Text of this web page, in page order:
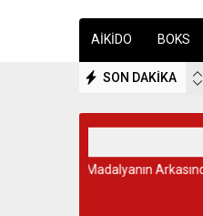
AİKİDO BOKS
SON DAKİKA
Güvencesinde